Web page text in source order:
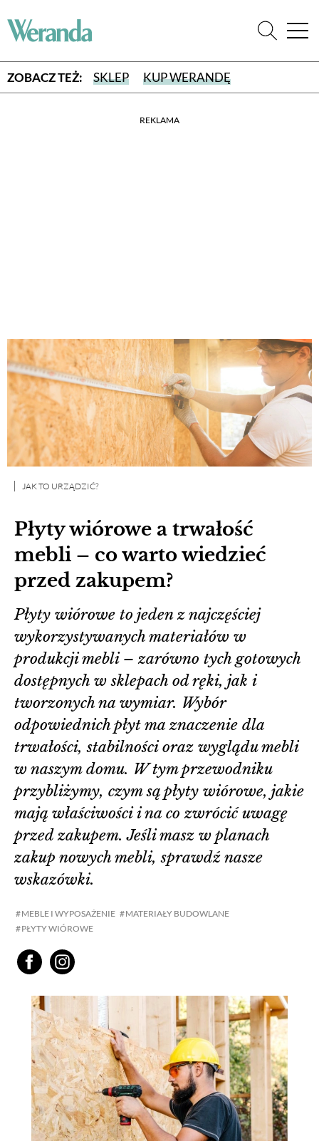
ZOBACZ TEŻ: SKLEP KUP WERANDĘ
REKLAMA
Płyty wiórowe a trwałość
mebli – co warto wiedzieć
przed zakupem?
JAK TO URZĄDZIĆ?
MEBLE I WYPOSAŻENIE
MATERIAŁY BUDOWLANE
PŁYTY WIÓROWE
Płyty wiórowe to jeden z najczęściej
wykorzystywanych materiałów w
produkcji mebli – zarówno tych gotowych
dostępnych w sklepach od ręki, jak i
tworzonych na wymiar. Wybór
odpowiednich płyt ma znaczenie dla
trwałości, stabilności oraz wyglądu mebli
w naszym domu. W tym przewodniku
przybliżymy, czym są płyty wiórowe, jakie
mają właściwości i na co zwrócić uwagę
przed zakupem. Jeśli masz w planach
zakup nowych mebli, sprawdź nasze
wskazówki.